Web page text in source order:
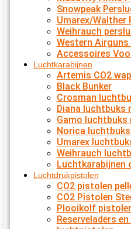
Snowpeak
Umarex/Walther
Weihrauch
Western
Accessoires
Luchtkarabijnen
Artemis CO2
Black Bunker
Crosman
Diana luchtbuks
Gamo luchtbuks
Norica
Umarex
Weihrauch
Luchtkarabijnen
Luchtdrukpistolen
CO2 pistolen
CO2 Pistolen
Plooikolf
Reserveladers